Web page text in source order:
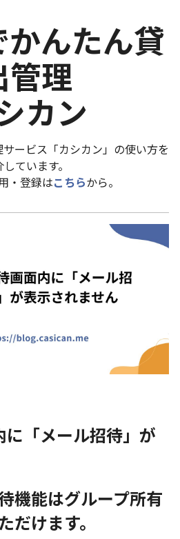
んたん貸
管理
カン
ービス「カシカン」の使い方を
ています。
・登録はこちらから。
に「メール招待」が
機能はグループ所有
だけます。